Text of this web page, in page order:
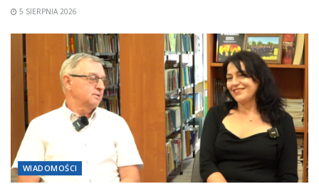
5 SIERPNIA 2026
WIADOMOŚCI